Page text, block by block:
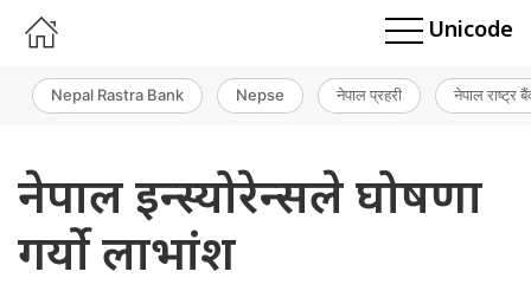
Unicode
Nepal Rastra Bank Nepse नेपाल प्रहरी नेपाल राष्ट्र
नेपाल इन्स्योरेन्सले घोषणा
गर्यो लाभांश